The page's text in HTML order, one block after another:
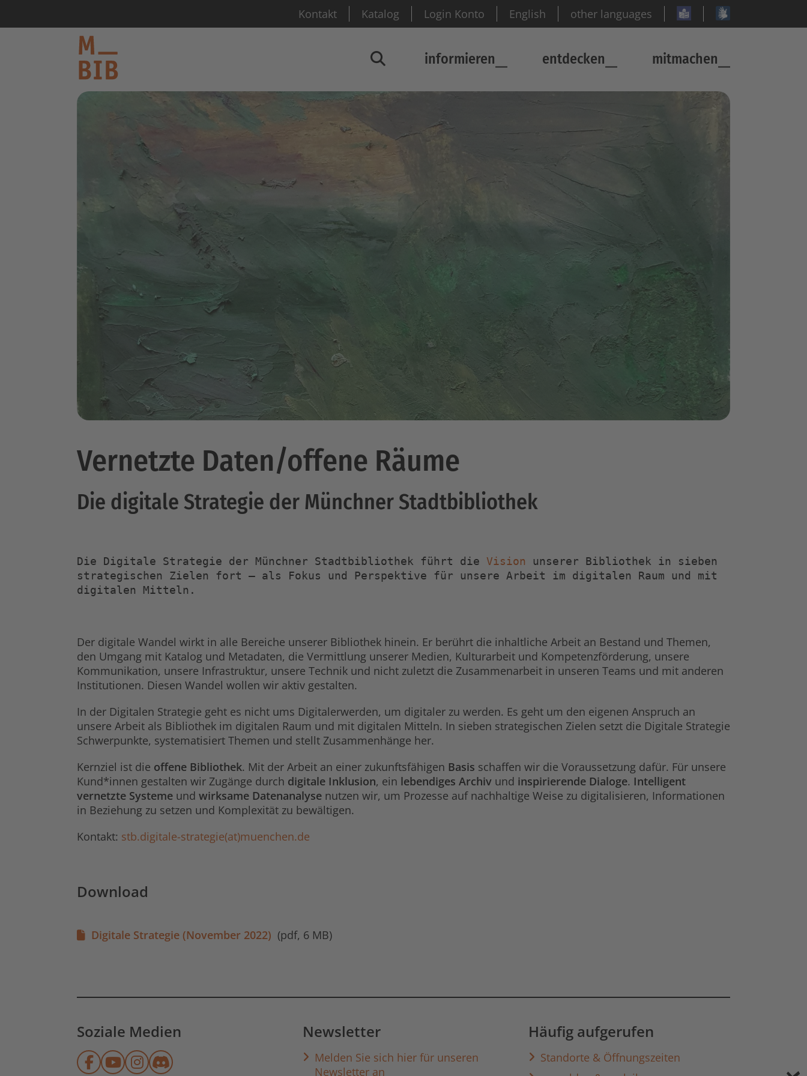
Kontakt Katalog Login Konto English other languages
Suchfensterinformieren entdecken mitmachen
Vernetzte Daten/offene Räume
Die digitale Strategie der Münchner Stadtbibliothek
Die Digitale Strategie der Münchner Stadtbibliothek führt die Vision unserer Bibliothek in sieben
strategischen Zielen fort – als Fokus und Perspektive für unsere Arbeit im digitalen Raum und mit
digitalen Mitteln.
Der digitale Wandel wirkt in alle Bereiche unserer Bibliothek hinein. Er berührt die inhaltliche Arbeit an Bestand und Themen,
den Umgang mit Katalog und Metadaten, die Vermittlung unserer Medien, Kulturarbeit und Kompetenzförderung, unsere
Kommunikation, unsere Infrastruktur, unsere Technik und nicht zuletzt die Zusammenarbeit in unseren Teams und mit anderen
Institutionen. Diesen Wandel wollen wir aktiv gestalten.
In der Digitalen Strategie geht es nicht ums Digitalerwerden, um digitaler zu werden. Es geht um den eigenen Anspruch an
unsere Arbeit als Bibliothek im digitalen Raum und mit digitalen Mitteln. In sieben strategischen Zielen setzt die Digitale Strategie
Schwerpunkte, systematisiert Themen und stellt Zusammenhänge her.
Kernziel ist die offene Bibliothek. Mit der Arbeit an einer zukunftsfähigen Basis schaffen wir die Voraussetzung dafür. Für unsere
Kund*innen gestalten wir Zugänge durch digitale Inklusion, ein lebendiges Archiv und inspirierende Dialoge. Intelligent
vernetzte Systeme und wirksame Datenanalyse nutzen wir, um Prozesse auf nachhaltige Weise zu digitalisieren, Informationen
in Beziehung zu setzen und Komplexität zu bewältigen.
Kontakt: stb.digitale-strategie(at)muenchen.de
Download
Digitale Strategie (November 2022) pdf, 6 MB
informieren
Soziale Medien
Münchner Stadtbibliothek auf Facebook
Münchner Stadtbibliothek auf YouTube
Münchner Stadtbibliothek auf Instagram
Münchner Stadtbibliothek auf Discord
Newsletter
Melden Sie sich hier für unseren
Newsletter an
Häufig aufgerufen
Standorte & Öffnungszeiten